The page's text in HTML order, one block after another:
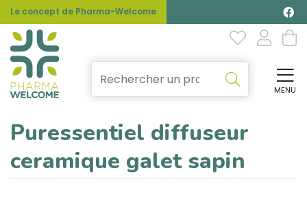
Le concept de Pharma-Welcome
MENU
Puressentiel diffuseur
ceramique galet sapin